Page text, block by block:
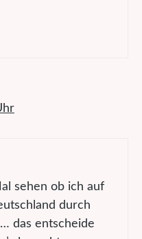
sehen ob ich auf
durch
das entscheide